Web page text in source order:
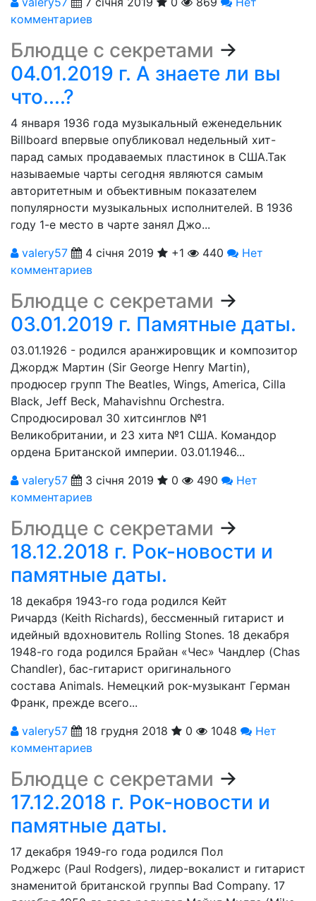
комментариев
Блюдце с секретами →
04.01.2019 г. А знаете ли вы
что....?
4 января 1936 года музыкальный еженедельник
Billboard впеpвые опубликовал недельный хит-
парад самых пpодаваемых пластинок в США.Так
называемые чарты сегодня являются самым
авторитетным и объективным показателем
популярности музыкальных исполнителей. В 1936
году 1-е место в чарте занял Джо...
valery57
4 січня 2019 +1 440
Нет
комментариев
Блюдце с секретами →
03.01.2019 г. Памятные даты.
03.01.1926 - родился аранжировщик и композитор
Джордж Мартин (Sir George Henry Martin),
продюсер групп The Beatles, Wings, America, Cilla
Black, Jeff Beck, Mahavishnu Orchestra.
Cпродюсировал 30 хитсинглов №1
Великобритании, и 23 хита №1 США. Командор
ордена Британской империи. 03.01.1946...
valery57
3 січня 2019 0 490
Нет
комментариев
Блюдце с секретами →
18.12.2018 г. Рок-новости и
памятные даты.
18 декабря 1943-го года родился Кейт
Ричардз (Keith Richards), бессменный гитарист и
идейный вдохновитель Rolling Stones. 18 декабря
1948-го года родился Брайан «Чес» Чандлер (Chas
Chandler), бас-гитарист оригинального
состава Animals. Немецкий рок-музыкант Герман
Франк, прежде всего...
valery57
18 грудня 2018 0 1048
Нет
комментариев
Блюдце с секретами →
17.12.2018 г. Рок-новости и
памятные даты.
17 декабря 1949-го года родился Пол
Роджерс (Paul Rodgers), лидер-вокалист и гитарист
знаменитой британской группы Bad Company. 17